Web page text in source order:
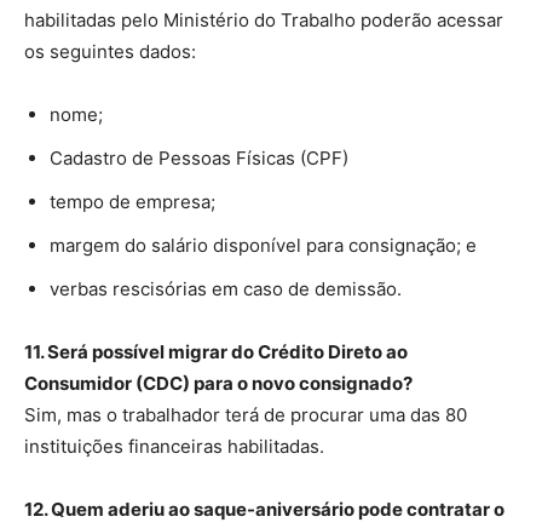
habilitadas pelo Ministério do Trabalho poderão acessar
os seguintes dados:
nome;
Cadastro de Pessoas Físicas (CPF)
tempo de empresa;
margem do salário disponível para consignação; e
verbas rescisórias em caso de demissão.
11. Será possível migrar do Crédito Direto ao
Consumidor (CDC) para o novo consignado?
Sim, mas o trabalhador terá de procurar uma das 80
instituições financeiras habilitadas.
12. Quem aderiu ao saque-aniversário pode contratar o